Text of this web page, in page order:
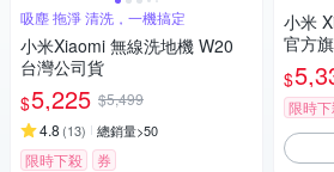
吸塵 拖淨 清洗，一機搞定
小米Xiaomi 無線洗地機 W20
台灣公司貨
$5,225 $5,499
4.8 (13) 總銷量>50
限時下殺 券
小米
官方
$
限時